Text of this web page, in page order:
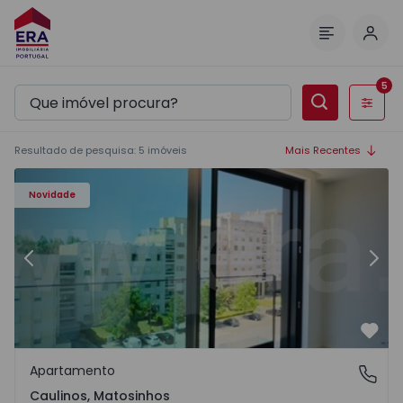
Filtros
5
Resultado de pesquisa: 5 imóveis Mais Recentes
Novidade
Anterior
Caulinos, Matosinhos
Apartamento
Caulinos, Matosinhos